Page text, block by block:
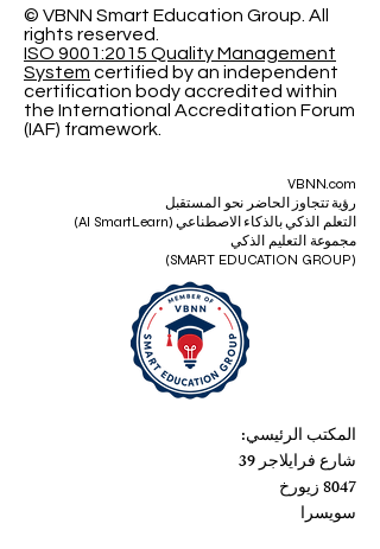
© VBNN Smart Education Group. All
rights reserved.
ISO 9001:2015 Quality Management
System certified by an independent
certification body accredited within
the International Accreditation Forum
(IAF) framework.
VBNN.com
رؤية تتجاوز الحاضر نحو المستقبل
التعلم الذكي بالذكاء الاصطناعي (AI SmartLearn)
مجموعة التعليم الذكي
(SMART EDUCATION GROUP)
المكتب الرئيسي:
شارع فرايلاجر 39
8047 زيورخ
سويسرا